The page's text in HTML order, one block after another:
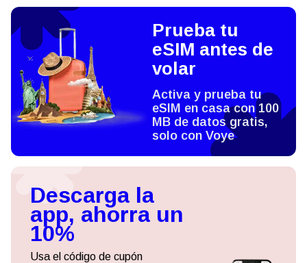
Prueba tu
eSIM antes de
volar
Activa y prueba tu
eSIM en casa con 100
MB de datos gratis,
solo con Voye
Descarga la
app, ahorra un
10%
Usa el código de cupón